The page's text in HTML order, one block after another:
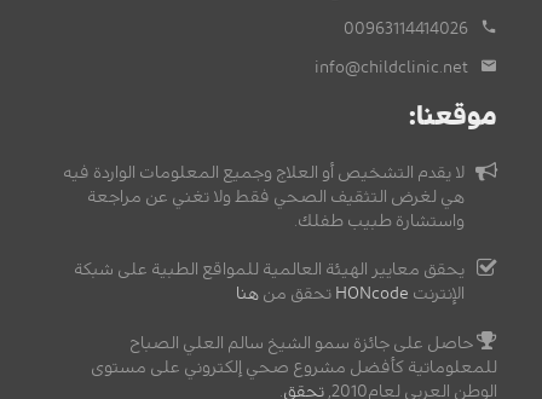
00963114414026
info@childclinic.net
موقعنا:
لا يقدم التشخيص أو العلاج وجميع المعلومات الواردة فيه
هي لغرض التثقيف الصحي فقط ولا تغني عن مراجعة
واستشارة طبيب طفلك.
يحقق معايير الهيئة العالمية للمواقع الطبية على شبكة
الإنترنت HONcode تحقق من هنا
حاصل على جائزة سمو الشيخ سالم العلي الصباح
للمعلوماتية كأفضل مشروع صحي إلكتروني على مستوى
الوطن العربي لعام2010,
تحقق.